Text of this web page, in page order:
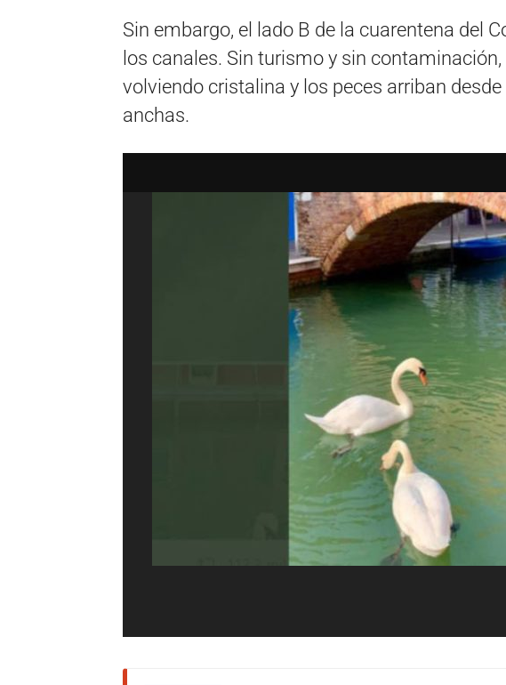
Sin embargo, el lado B de la cuarentena del
los canales. Sin turismo y sin
volviendo cristalina y los peces arriban
anchas.